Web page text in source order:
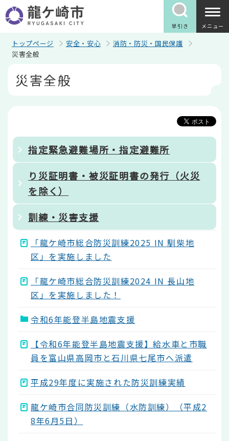
の
ペ
早引き メニュー
トップページ 安全・安心
消防・防災・国民保護
災害全般
災害全般
指定緊急避難場所・指定避難所
り災証明書・被災証明書の発行（火災
を除く）
訓練・災害支援
「龍ケ崎市総合防災訓練2025 IN 馴柴地
区」を実施しました
「龍ケ崎市総合防災訓練2024 IN 長山地
区」を実施しました！
令和6年能登半島地震支援
【令和6年能登半島地震支援】給水車と市職
員を富山県高岡市と石川県七尾市へ派遣
平成29年度に実施された防災訓練実績
龍ケ崎市合同防災訓練（水防訓練）（平成2
8年6月5日）